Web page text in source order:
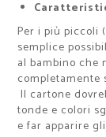
Per i più piccoli
semplice
al bambino che
completamente
Il cartone
tonde e colori
e far apparire